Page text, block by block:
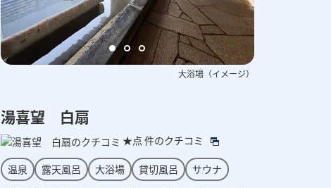
外観（イメージ）
客室の一例（イメージ）
大浴場（イメージ）
湯喜望 白扇
★点 件のクチコミ
温泉 露天風呂 大浴場 貸切風呂
サウナ